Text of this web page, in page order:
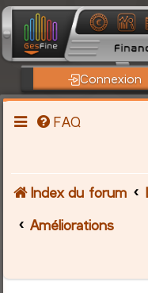
Connexion
FAQ
Index du forum
Améliorations